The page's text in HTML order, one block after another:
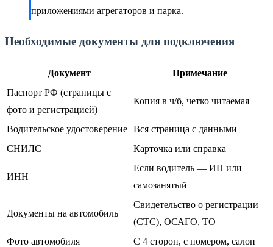
приложениями агрегаторов и парка.
Необходимые документы для подключения
Документ
Примечание
Паспорт РФ (страницы с
фото и регистрацией)
Копия в ч/б, четко читаемая
Водительское удостоверение Вся страница с данными
СНИЛС
Карточка или справка
ИНН
Если водитель — ИП или
самозанятый
Документы на автомобиль
Свидетельство о регистрации
(СТС), ОСАГО, ТО
Фото автомобиля
С 4 сторон, с номером, салон